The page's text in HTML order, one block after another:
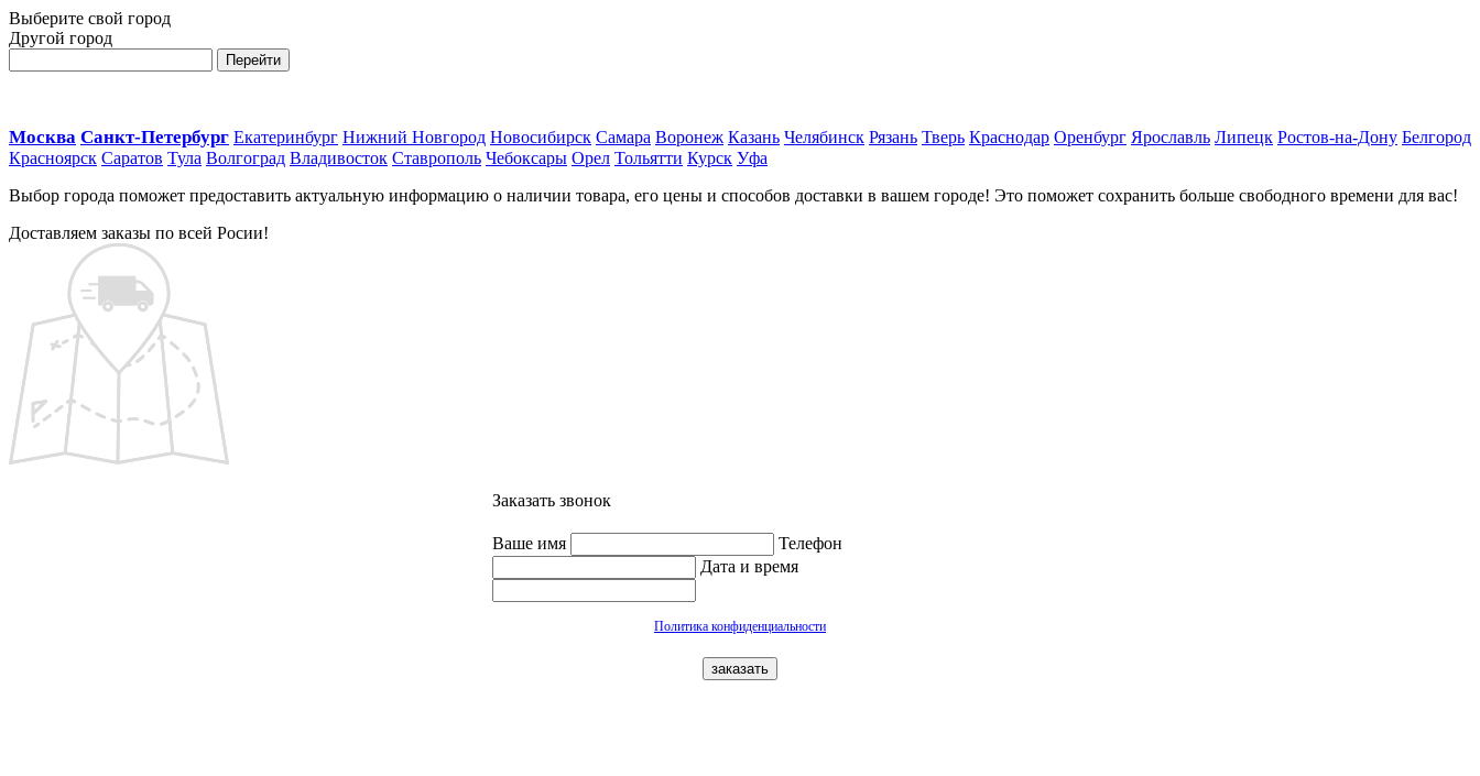
Выберите свой город
Другой город
Перейти
Москва Санкт-Петербург Екатеринбург Нижний Новгород Новосибирск Самара Воронеж Казань Челябинск Рязань Тверь Краснодар Оренбург Ярославль Липецк Ростов-на-Дону Белгород
Красноярск Саратов Тула Волгоград Владивосток Ставрополь Чебоксары Орел Тольятти Курск Уфа
Выбор города поможет предоставить актуальную информацию о наличии товара, его цены и способов доставки в вашем городе! Это поможет сохранить больше свободного времени для вас!
Доставляем заказы по всей Росии!
Заказать звонок
Ваше имя
Телефон
Дата и время
Политика конфиденциальности
заказать